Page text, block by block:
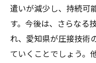
遣いが減少し、持続可
す。今後は、さらなる
れ、愛知県が圧接技術
ていくことでしょう。